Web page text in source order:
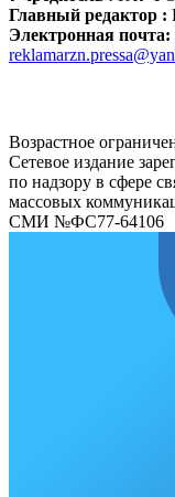
Главный редактор :
Электронная почта:
Возрастное
Сетевое издание
по надзору в сфере
массовых
СМИ №ФС77-64106